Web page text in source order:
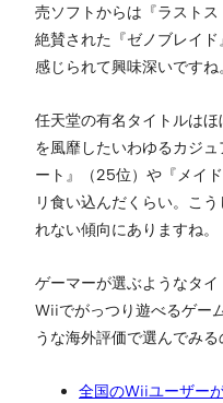
売ソフトからは『ラスト
絶賛された『ゼノブレイ
感じられて興味深いですね。
任天堂の有名タイトルは
を風靡したいわゆるカジ
ート』（25位）や『メイ
リ食い込んだくらい。こ
れない傾向にありますね。
ゲーマーが選ぶようなタイ
Wiiでがっつり遊べるゲー
うな海外評価で選んでみる
全国のWiiユーザー